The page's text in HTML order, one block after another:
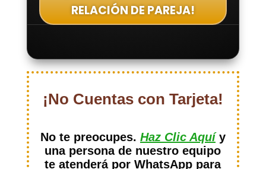
RELACIÓN DE PAREJA!
¡No Cuentas con Tarjeta!
No te preocupes. Haz Clic Aquíy
una persona de nuestro equipo
te atenderá por WhatsApp para